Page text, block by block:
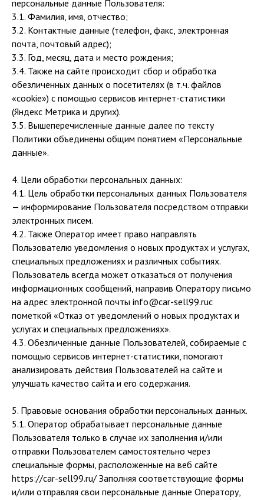
персональные данные Пользователя:
3.1. Фамилия, имя, отчество;
3.2. Контактные данные (телефон, факс, электронная
почта, почтовый адрес);
3.3. Год, месяц, дата и место рождения;
3.4. Также на сайте происходит сбор и обработка
обезличенных данных о посетителях (в т.ч. файлов
«cookie») с помощью сервисов интернет-статистики
(Яндекс Метрика и других).
3.5. Вышеперечисленные данные далее по тексту
Политики объединены общим понятием «Персональные
данные».
4. Цели обработки персональных данных:
4.1. Цель обработки персональных данных Пользователя
— информирование Пользователя посредством отправки
электронных писем.
4.2. Также Оператор имеет право направлять
Пользователю уведомления о новых продуктах и услугах,
специальных предложениях и различных событиях.
Пользователь всегда может отказаться от получения
информационных сообщений, направив Оператору письмо
на адрес электронной почты info@car-sell99.ruс
пометкой «Отказ от уведомлений о новых продуктах и
услугах и специальных предложениях».
4.3. Обезличенные данные Пользователей, собираемые с
помощью сервисов интернет-статистики, помогают
анализировать действия Пользователей на сайте и
улучшать качество сайта и его содержания.
5. Правовые основания обработки персональных данных.
5.1. Оператор обрабатывает персональные данные
Пользователя только в случае их заполнения и/или
отправки Пользователем самостоятельно через
специальные формы, расположенные на веб сайте
https://car-sell99.ru/ Заполняя соответствующие формы
и/или отправляя свои персональные данные Оператору,